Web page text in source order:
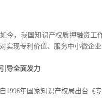
，我国知识产权质押融资工作
实现专利价值、服务中小微企
导全面发力
年国家知识产权局出台《专